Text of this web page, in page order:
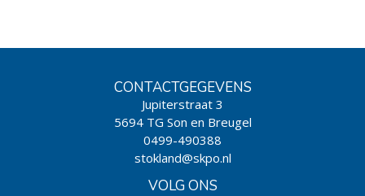
CONTACTGEGEVENS
Jupiterstraat 3
5694 TG Son en Breugel
0499-490388
stokland@skpo.nl
VOLG ONS